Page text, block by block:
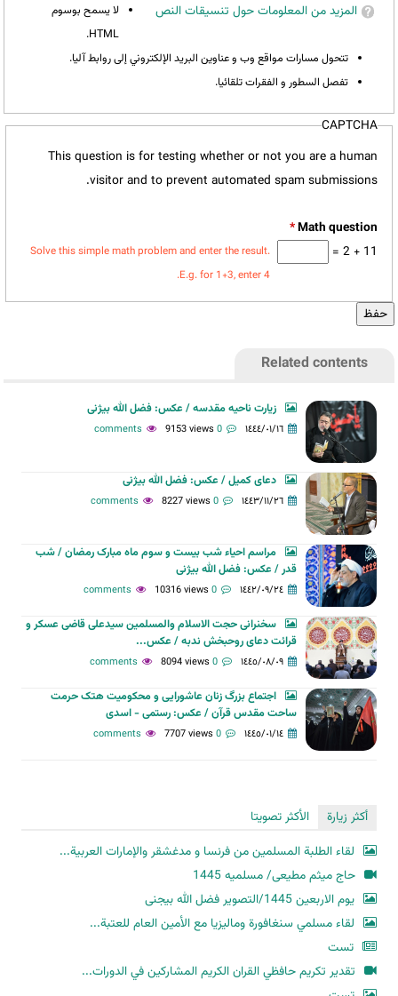
المزيد من المعلومات حول تنسيقات النص
لا يسمح بوسوم
HTML.
تتحول مسارات مواقع وب و عناوين البريد الإلكتروني إلى روابط آليا.
تفصل السطور و الفقرات تلقائيا.
CAPTCHA
This question is for testing whether or not you are a human
visitor and to prevent automated spam submissions.
*
11 + 2 =
Solve this simple math problem and enter the result.
E.g. for 1+3, enter 4.
Related contents
زیارت ناحیه مقدسه / عکس: فضل الله بیژنی
١٤٤٤/٠١/١٦ 0 comments
9153 views
دعای کمیل / عکس: فضل الله بیژنی
١٤٤٣/١١/٢٦ 0 comments
8227 views
مراسم احیاء شب بیست و سوم ماه مبارک رمضان / شب
قدر / عکس: فضل الله بیژنی
١٤٤٢/٠٩/٢٤ 0 comments
10316 views
سخنرانی حجت الاسلام والمسلمین سیدعلی قاضی عسکر و
قرائت دعای روحبخش ندبه / عکس...
١٤٤٥/٠٨/٠٩ 0 comments
8094 views
اجتماع بزرگ زنان عاشورایی و محکومیت هتک حرمت
ساحت مقدس قرآن / عکس: رستمی - اسدی
١٤٤٥/٠١/١٤ 0 comments
7707 views
أكثر زيارة
الأكثر تصويتا
لقاء الطلبة المسلمين من فرنسا و مدغشقر والإمارات العربية...
حاج میثم مطیعی/ مسلمیه 1445
یوم الاربعین 1445/التصویر فضل الله بیجنی
لقاء مسلمي سنغافورة وماليزيا مع الأمين العام للعتبة...
تست
تقدير تكريم حافظي القران الكريم المشاركين في الدورات...